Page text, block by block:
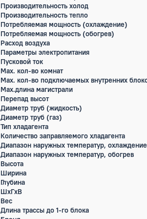
Нет в наличии
Описание
Наружный блок с газовым приводом
система мультизонального
работы под частичной нагрузкой,
для вентиляторов.
Режим работы
Max.уровень шума
Гарантийный срок производителя, год
Статическое давление
Мощность кондиционера
Производительность холод
Производительность тепло
Потребляемая мощность (охлаждение)
Потребляемая мощность (обогрев)
Расход воздуха
Параметры электропитания
Пусковой ток
Max. кол-во комнат
Max. кол-во подключаемых внутренних